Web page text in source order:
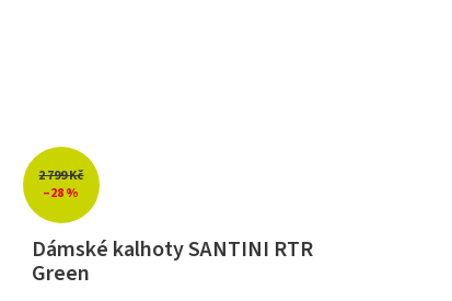
2 799 Kč
–28 %
Dámské kalhoty SANTINI RTR
Green